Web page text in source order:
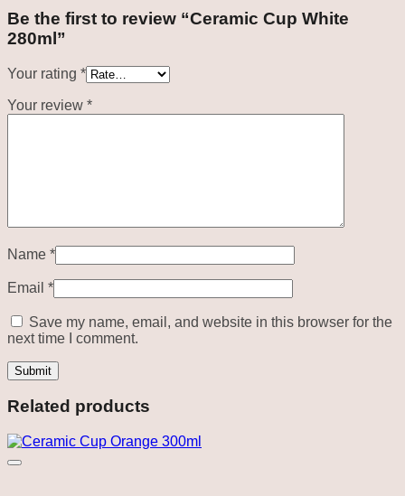
Be the first to review “Ceramic Cup White
280ml”
Your rating *
Your review *
Name *
Email *
Save my name, email, and website in this browser for the
next time I comment.
Related products